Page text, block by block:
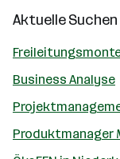
Aktuelle
Business Analyse
Produktmanager